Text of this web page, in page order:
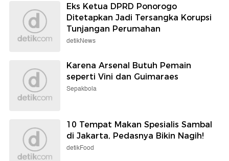
Eks Ketua DPRD Ponorogo
Ditetapkan Jadi Tersangka Korupsi
Tunjangan Perumahan
detikNews
Karena Arsenal Butuh Pemain
seperti Vini dan Guimaraes
Sepakbola
10 Tempat Makan Spesialis Sambal
di Jakarta, Pedasnya Bikin Nagih!
detikFood